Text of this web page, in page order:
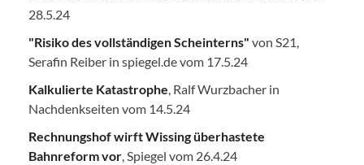
28.5.24
"Risiko des vollständigen Scheinterns" von S21,
Serafin Reiber in spiegel.de vom 17.5.24
Kalkulierte Katastrophe , Ralf Wurzbacher in
Nachdenkseiten vom 14.5.24
Rechnungshof wirft Wissing überhastete
Bahnreform vor , Spiegel vom 26.4.24